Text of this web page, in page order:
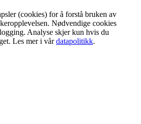
(cookies) for å forstå bruken av
Nødvendige cookies
Analyse skjer kun hvis du
Les mer i vår datapolitikk.